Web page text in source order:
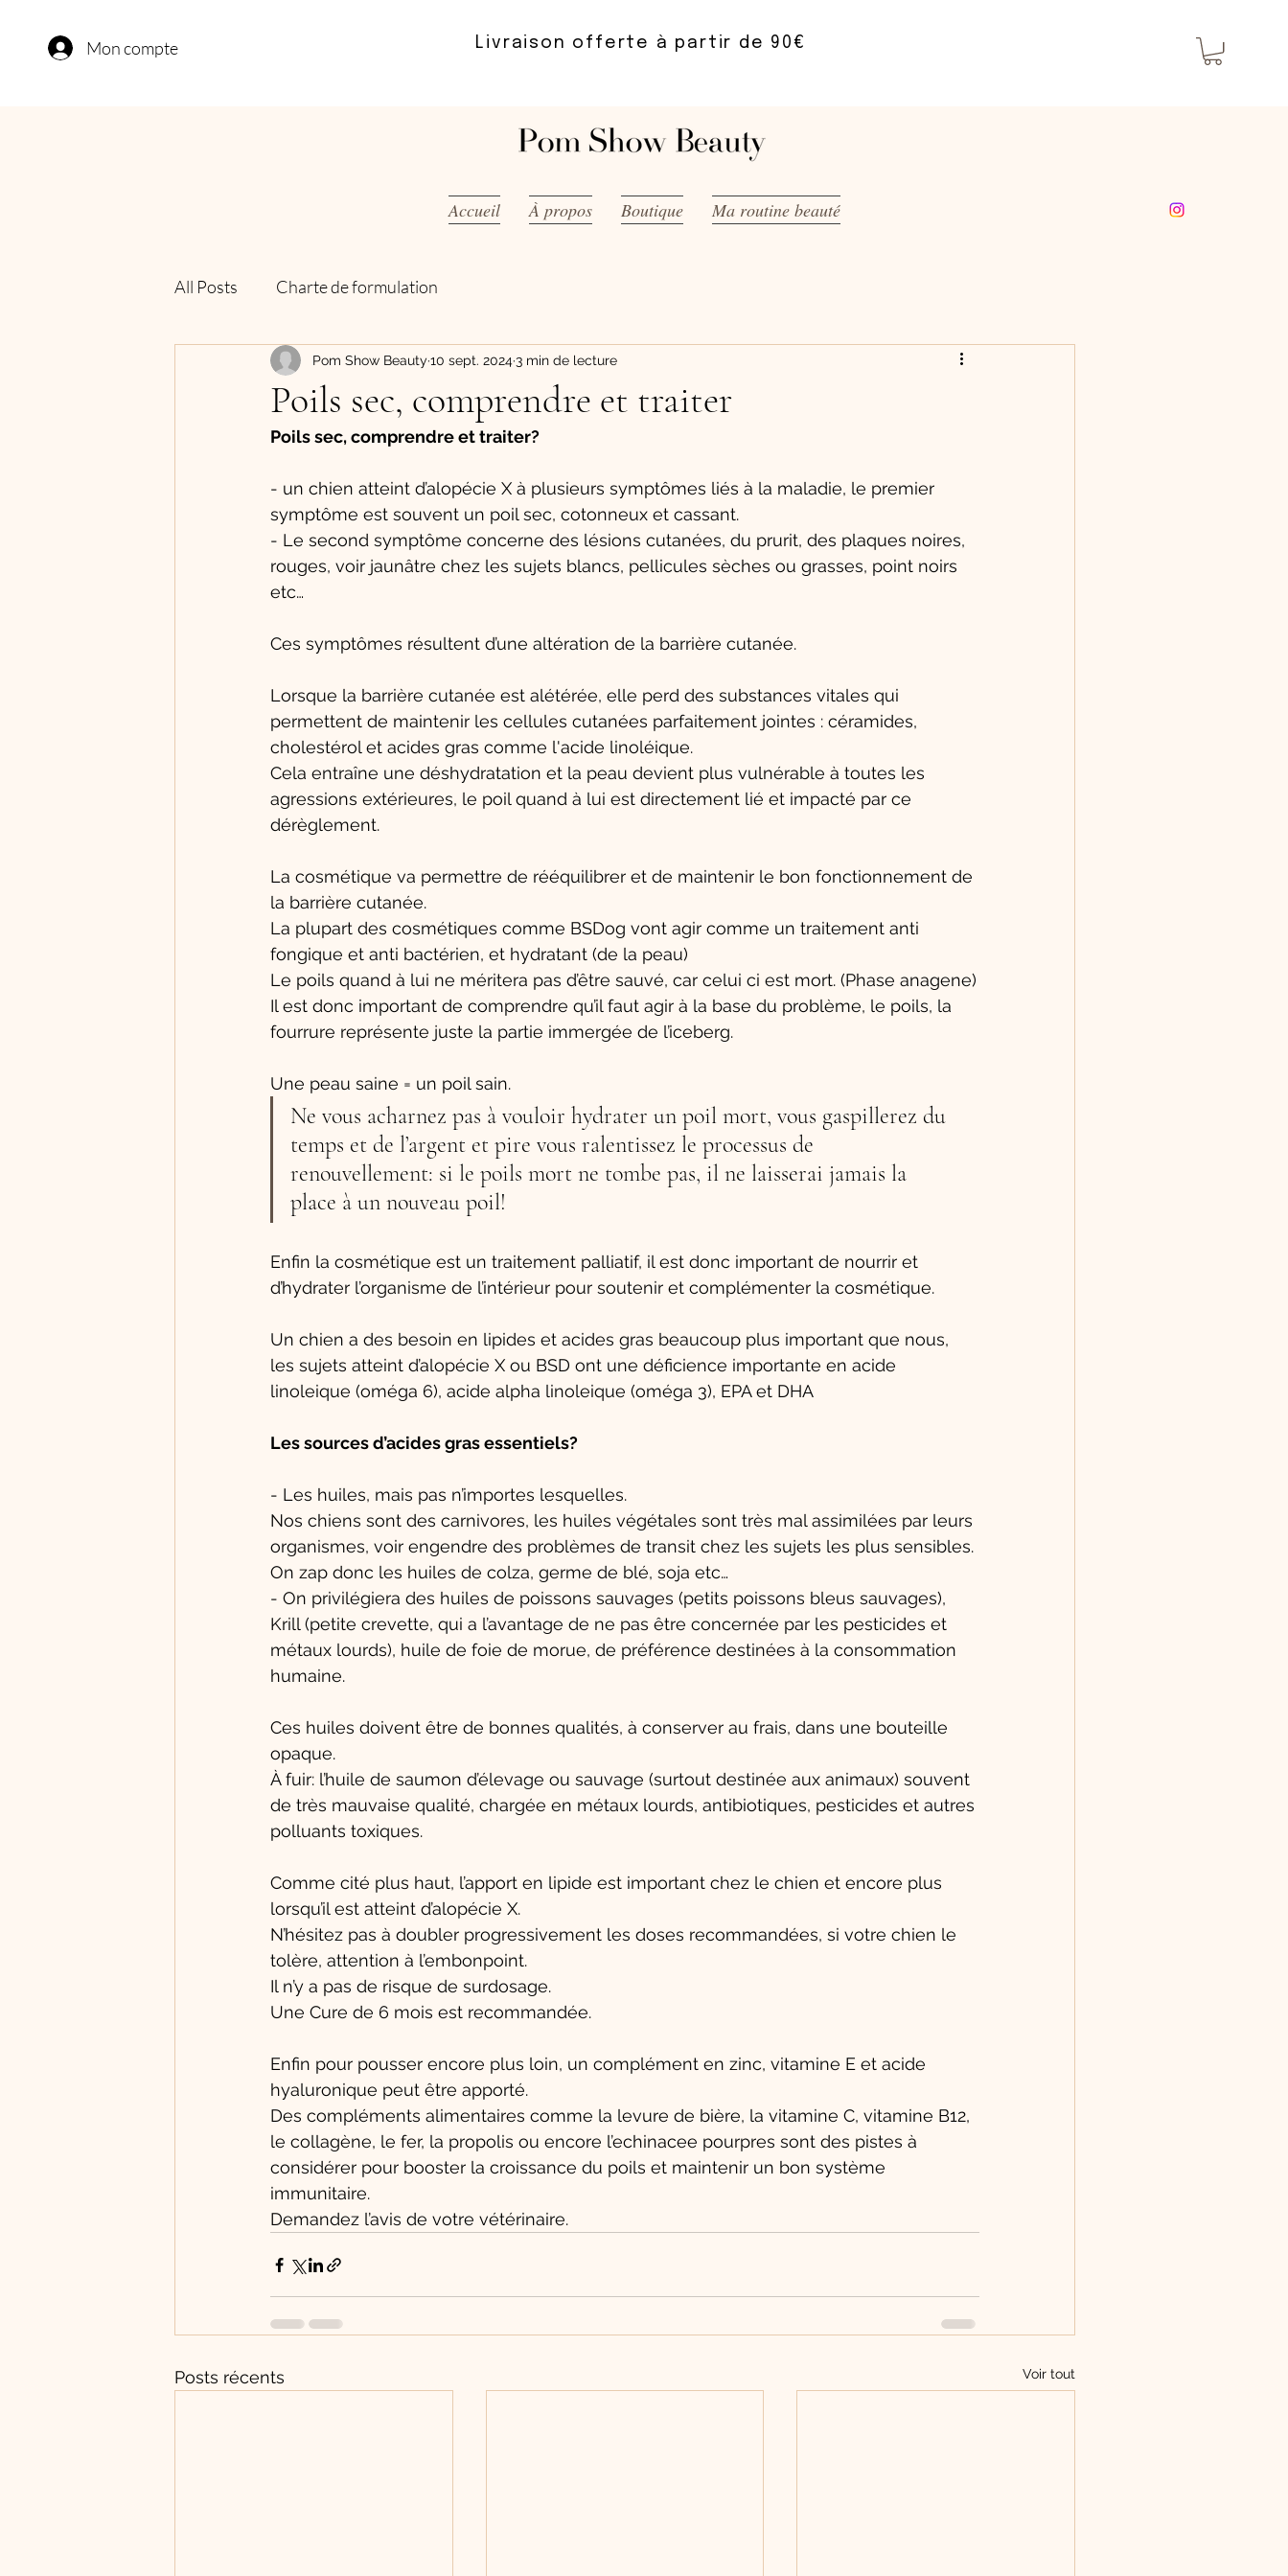
Mon compte Livraison offerte à partir de 90€
Accueil À propos Boutique Ma routine beauté
All Posts Charte de formulation
Poils sec, comprendre et traiter
Pom Show Beauty 10 sept. 20243 min de lecture
Poils sec, comprendre et traiter?
- un chien atteint d’alopécie X à plusieurs symptômes liés à la maladie, le premier
symptôme est souvent un poil sec, cotonneux et cassant.
- Le second symptôme concerne des lésions cutanées, du prurit, des plaques noires,
rouges, voir jaunâtre chez les sujets blancs, pellicules sèches ou grasses, point noirs
etc…
Ces symptômes résultent d’une altération de la barrière cutanée.
Lorsque la barrière cutanée est alétérée, elle perd des substances vitales qui
permettent de maintenir les cellules cutanées parfaitement jointes : céramides,
cholestérol et acides gras comme l'acide linoléique.
Cela entraîne une déshydratation et la peau devient plus vulnérable à toutes les
agressions extérieures, le poil quand à lui est directement lié et impacté par ce
dérèglement.
La cosmétique va permettre de rééquilibrer et de maintenir le bon fonctionnement de
la barrière cutanée.
La plupart des cosmétiques comme BSDog vont agir comme un traitement anti
fongique et anti bactérien, et hydratant (de la peau)
Le poils quand à lui ne méritera pas d’être sauvé, car celui ci est mort. (Phase anagene)
Il est donc important de comprendre qu’il faut agir à la base du problème, le poils, la
fourrure représente juste la partie immergée de l’iceberg.
Une peau saine = un poil sain.
Ne vous acharnez pas à vouloir hydrater un poil mort, vous gaspillerez du
temps et de l’argent et pire vous ralentissez le processus de
renouvellement: si le poils mort ne tombe pas, il ne laisserai jamais la
place à un nouveau poil!
Enfin la cosmétique est un traitement palliatif, il est donc important de nourrir et
d’hydrater l’organisme de l’intérieur pour soutenir et complémenter la cosmétique.
Un chien a des besoin en lipides et acides gras beaucoup plus important que nous,
les sujets atteint d’alopécie X ou BSD ont une déficience importante en acide
linoleique (oméga 6), acide alpha linoleique (oméga 3), EPA et DHA
Les sources d’acides gras essentiels?
- Les huiles, mais pas n’importes lesquelles.
Nos chiens sont des carnivores, les huiles végétales sont très mal assimilées par leurs
organismes, voir engendre des problèmes de transit chez les sujets les plus sensibles.
On zap donc les huiles de colza, germe de blé, soja etc…
- On privilégiera des huiles de poissons sauvages (petits poissons bleus sauvages),
Krill (petite crevette, qui a l’avantage de ne pas être concernée par les pesticides et
métaux lourds), huile de foie de morue, de préférence destinées à la consommation
humaine.
Ces huiles doivent être de bonnes qualités, à conserver au frais, dans une bouteille
opaque.
À fuir: l’huile de saumon d’élevage ou sauvage (surtout destinée aux animaux) souvent
de très mauvaise qualité, chargée en métaux lourds, antibiotiques, pesticides et autres
polluants toxiques.
Comme cité plus haut, l’apport en lipide est important chez le chien et encore plus
lorsqu’il est atteint d’alopécie X.
N’hésitez pas à doubler progressivement les doses recommandées, si votre chien le
tolère, attention à l’embonpoint.
Il n’y a pas de risque de surdosage.
Une Cure de 6 mois est recommandée.
Enfin pour pousser encore plus loin, un complément en zinc, vitamine E et acide
hyaluronique peut être apporté.
Des compléments alimentaires comme la levure de bière, la vitamine C, vitamine B12,
le collagène, le fer, la propolis ou encore l’echinacee pourpres sont des pistes à
considérer pour booster la croissance du poils et maintenir un bon système
immunitaire.
Demandez l’avis de votre vétérinaire.
Posts récents Voir tout